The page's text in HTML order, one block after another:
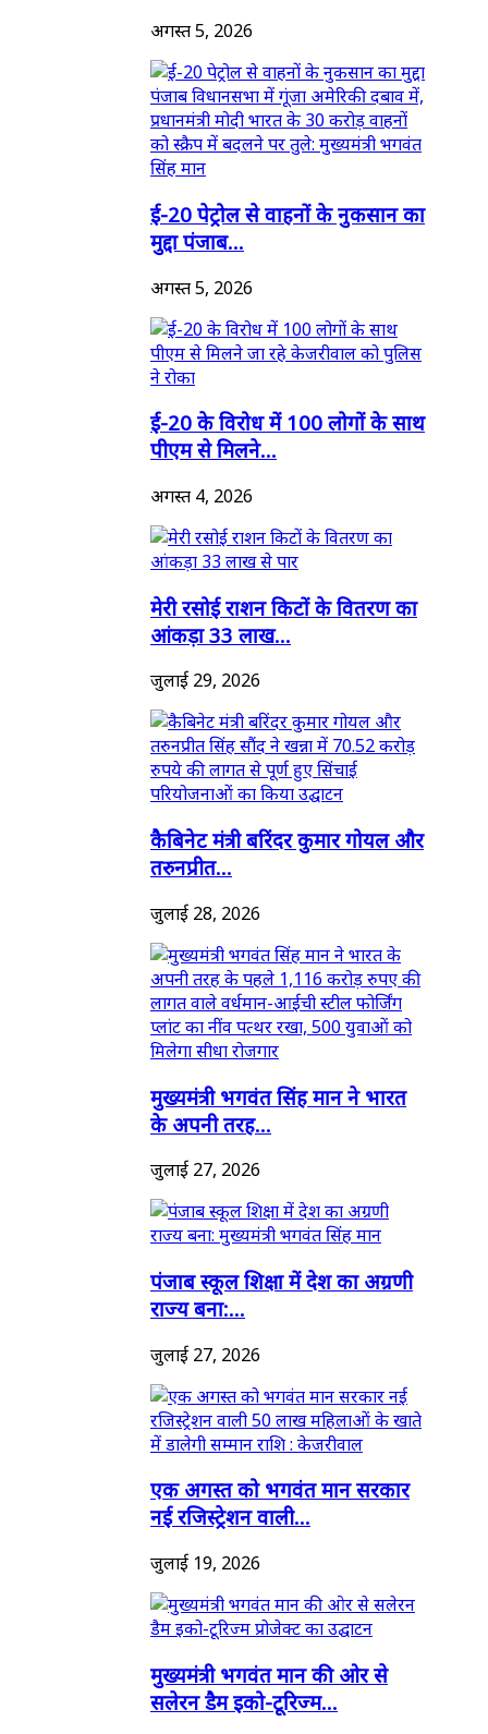
अगस्त 5, 2026
ई-20 पेट्रोल से वाहनों के नुकसान का
मुद्दा पंजाब...
अगस्त 5, 2026
ई-20 के विरोध में 100 लोगों के साथ
पीएम से मिलने...
अगस्त 4, 2026
मेरी रसोई राशन किटों के वितरण का
आंकड़ा 33 लाख...
जुलाई 29, 2026
कैबिनेट मंत्री बरिंदर कुमार गोयल और
तरुनप्रीत...
जुलाई 28, 2026
मुख्यमंत्री भगवंत सिंह मान ने भारत
के अपनी तरह...
जुलाई 27, 2026
पंजाब स्कूल शिक्षा में देश का अग्रणी
राज्य बना:...
जुलाई 27, 2026
एक अगस्त को भगवंत मान सरकार
नई रजिस्ट्रेशन वाली...
जुलाई 19, 2026
मुख्यमंत्री भगवंत मान की ओर से
सलेरन डैम इको-टूरिज्म...